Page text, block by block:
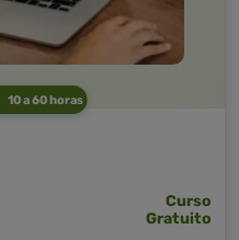
10 a 60 horas
Curso
Gratuito